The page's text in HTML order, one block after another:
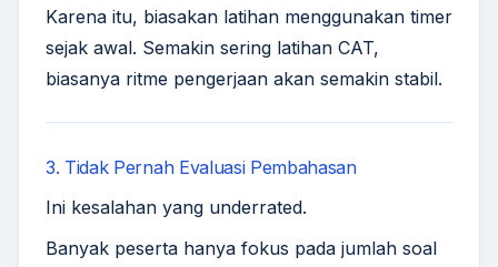
Karena itu, biasakan latihan menggunakan timer
sejak awal. Semakin sering latihan CAT,
biasanya ritme pengerjaan akan semakin stabil.
3. Tidak Pernah Evaluasi Pembahasan
Ini kesalahan yang underrated.
Banyak peserta hanya fokus pada jumlah soal